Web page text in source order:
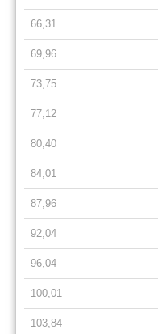
66,31
69,96
73,75
77,12
80,40
84,01
87,96
92,04
96,04
100,01
103,84